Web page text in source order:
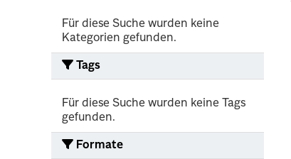
Für diese Suche wurden keine
Kategorien gefunden.
Tags
Für diese Suche wurden keine Tags
gefunden.
Formate